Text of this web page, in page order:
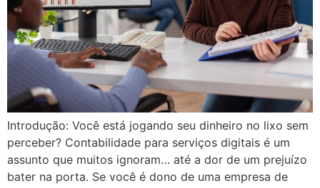
Introdução: Você está jogando seu dinheiro no lixo sem
perceber? Contabilidade para serviços digitais é um
assunto que muitos ignoram… até a dor de um prejuízo
bater na porta. Se você é dono de uma empresa de